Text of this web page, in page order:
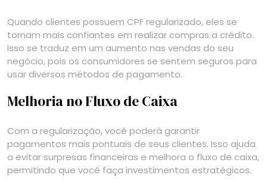
Quando clientes possuem CPF regularizado, eles se
tornam mais confiantes em realizar compras a crédito.
Isso se traduz em um aumento nas vendas do seu
negócio, pois os consumidores se sentem seguros para
usar diversos métodos de pagamento.
Melhoria no Fluxo de Caixa
Com a regularização, você poderá garantir
pagamentos mais pontuais de seus clientes. Isso ajuda
a evitar surpresas financeiras e melhora o fluxo de caixa,
permitindo que você faça investimentos estratégicos.